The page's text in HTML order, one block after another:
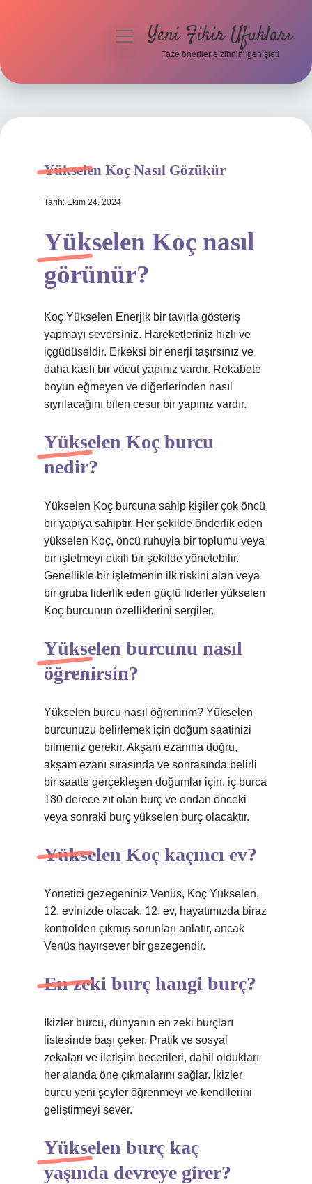
Hakkımızda
menüyüYeni Fikir Ufukları
Taze önerilerle zihnini genişlet!
Yükselen Koç Nasıl Gözükür
Tarih: Ekim 24, 2024
Yükselen Koç nasıl
görünür?
Koç Yükselen Enerjik bir tavırla gösteriş
yapmayı seversiniz. Hareketleriniz hızlı ve
içgüdüseldir. Erkeksi bir enerji taşırsınız ve
daha kaslı bir vücut yapınız vardır. Rekabete
boyun eğmeyen ve diğerlerinden nasıl
sıyrılacağını bilen cesur bir yapınız vardır.
Yükselen Koç burcu
nedir?
Yükselen Koç burcuna sahip kişiler çok öncü
bir yapıya sahiptir. Her şekilde önderlik eden
yükselen Koç, öncü ruhuyla bir toplumu veya
bir işletmeyi etkili bir şekilde yönetebilir.
Genellikle bir işletmenin ilk riskini alan veya
bir gruba liderlik eden güçlü liderler yükselen
Koç burcunun özelliklerini sergiler.
Yükselen burcunu nasıl
öğrenirsin?
Yükselen burcu nasıl öğrenirim? Yükselen
burcunuzu belirlemek için doğum saatinizi
bilmeniz gerekir. Akşam ezanına doğru,
akşam ezanı sırasında ve sonrasında belirli
bir saatte gerçekleşen doğumlar için, iç burca
180 derece zıt olan burç ve ondan önceki
veya sonraki burç yükselen burç olacaktır.
Yükselen Koç kaçıncı ev?
Yönetici gezegeniniz Venüs, Koç Yükselen,
12. evinizde olacak. 12. ev, hayatımızda biraz
kontrolden çıkmış sorunları anlatır, ancak
Venüs hayırsever bir gezegendir.
En zeki burç hangi burç?
İkizler burcu, dünyanın en zeki burçları
listesinde başı çeker. Pratik ve sosyal
zekaları ve iletişim becerileri, dahil oldukları
her alanda öne çıkmalarını sağlar. İkizler
burcu yeni şeyler öğrenmeyi ve kendilerini
geliştirmeyi sever.
Yükselen burç kaç
yaşında devreye girer?